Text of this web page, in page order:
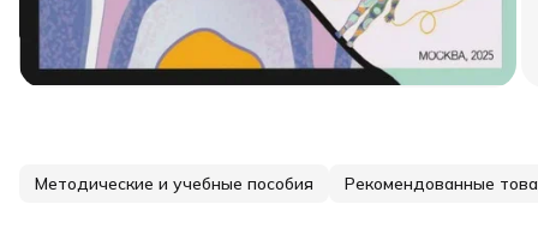
Методические и учебные пособия Рекомендованные